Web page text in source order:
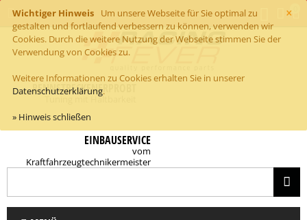
×
Wichtiger Hinweis
Um unsere Webseite für Sie optimal zu
gestalten und fortlaufend verbessern zu können, verwenden wir
Cookies. Durch die weitere Nutzung der Webseite stimmen Sie der
Verwendung von Cookies zu.
Weitere Informationen zu Cookies erhalten Sie in unserer
Datenschutzerklärung.
» Hinweis schließen
RENNSTRECKENERPROBT
Tuning mit Haltbarkeit
EINBAUSERVICE
vom
Kraftfahrzeugtechnikermeister